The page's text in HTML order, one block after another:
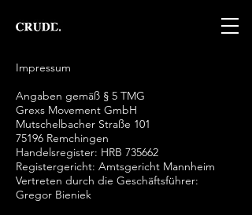
Impressum
Angaben gemäß § 5 TMG
Grexs Movement GmbH
Mutschelbacher Straße 101
75196 Remchingen
Handelsregister: HRB 735662
Registergericht: Amtsgericht Mannheim
Vertreten durch die Geschäftsführer:
Gregor Bieniek